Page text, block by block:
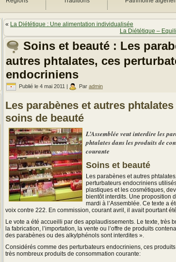
« La Diététique : Une alimentation individualisée
La Diététique –
Soins et beauté : Les
autres phtalates, ces
endocriniens
Publié le 4 mai 2011 | Par admin
Les parabènes et autres
soins de beauté
L’Assemblée veut interdire les
phtalates dans les produits de
courante
Soins et beauté
Les parabènes et autres
perturbateurs endocriniens
plastiques et les cosmétiques,
bientôt interdits. Une proposition
mardi à l’Assemblée. Ce texte a
voix contre 222. En commission, courant avril, il avait pourtant
Le vote a été accueilli par des applaudissements. Le texte, très
la fabrication, l’importation, la vente ou l’offre de produits
des parabènes ou des alkylphénols sont interdites ».
Considérés comme des perturbateurs endocriniens, ces
très nombreux produits de consommation courante: